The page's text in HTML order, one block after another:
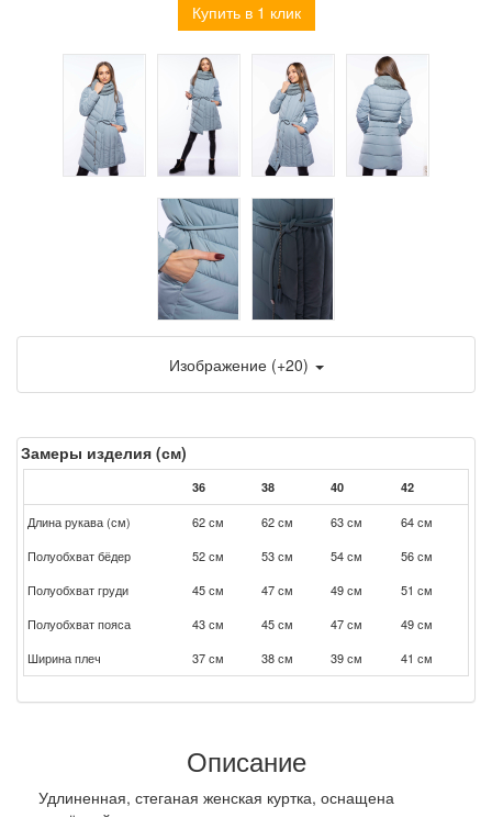
Купить в 1 клик
Изображение (+20)
Замеры изделия (см)
36 38 40 42
Длина рукава (см) 62 см 62 см 63 см
64 см
Полуобхват бёдер
52 см 53 см 54 см
56 см
Полуобхват груди
45 см 47 см 49 см
51 см
Полуобхват пояса
43 см 45 см 47 см
49 см
Ширина плеч
37 см 38 см 39 см 41 см
Описание
Удлиненная, стеганая женская куртка, оснащена